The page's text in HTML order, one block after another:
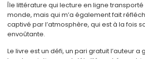
Île littérature qui lecture en ligne
monde, mais qui m’a également fait
captivé par l’atmosphère, qui est à la fois
envoûtante.
Le livre est un défi, un pari gratuit l’auteur a